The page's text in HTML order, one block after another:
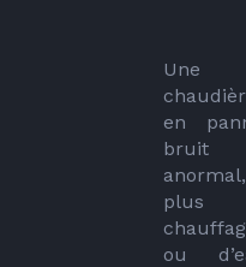
Une
en
bruit
anormal,
plus
ou